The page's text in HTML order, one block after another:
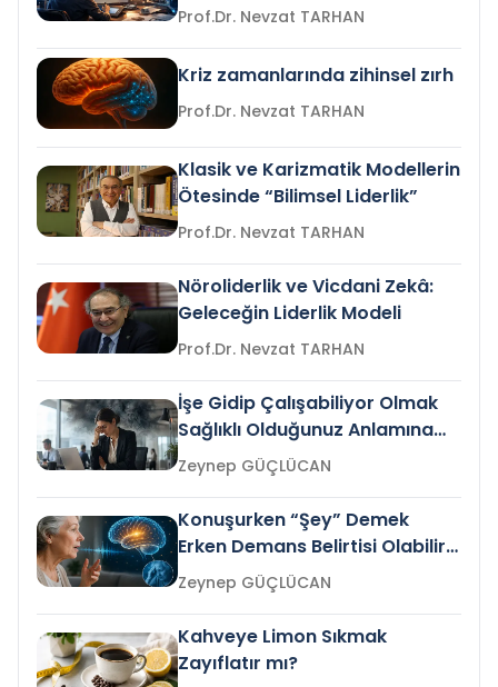
Prof.Dr. Nevzat TARHAN
Kriz zamanlarında zihinsel zırh
Prof.Dr. Nevzat TARHAN
Klasik ve Karizmatik Modellerin
Ötesinde “Bilimsel Liderlik”
Prof.Dr. Nevzat TARHAN
Nöroliderlik ve Vicdani Zekâ:
Geleceğin Liderlik Modeli
Prof.Dr. Nevzat TARHAN
İşe Gidip Çalışabiliyor Olmak
Sağlıklı Olduğunuz Anlamına
Gelir mi?Zeynep GÜÇLÜCAN
Konuşurken “Şey” Demek
Erken Demans Belirtisi Olabilir
mi?
Zeynep GÜÇLÜCAN
Kahveye Limon Sıkmak
Zayıflatır mı?